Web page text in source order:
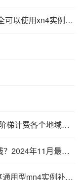
双12优惠不建议用户购买t5实例 完全可以使用xn4实例替代
阿里云宽带按量付费固定6M及以上阶梯计费各个地域节点价格表汇总大全
阿里云服务器租用费用一个月多少钱？2024年11月最新价格
阿里云2核/8G/5M云服务器ECS共享通用型mn4实例补货通知